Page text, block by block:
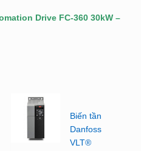
Drive FC-360 30kW –
Biến tần
Danfoss
VLT®